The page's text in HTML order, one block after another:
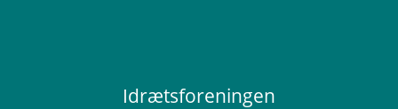
Idrætsforeningen